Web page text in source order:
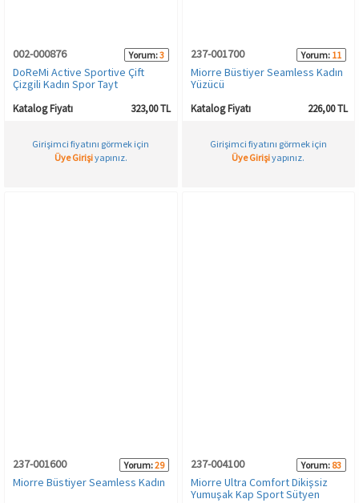
002-000876 Yorum:3
DoReMi Active Sportive Çift
Çizgili Kadın Spor Tayt
Katalog Fiyatı 323,00 TL
Girişimci fiyatını görmek için
Üye Girişiyapınız.
237-001700 Yorum: 11
Miorre Büstiyer Seamless Kadın
Yüzücü
Katalog Fiyatı 226,00 TL
Girişimci fiyatını görmek için
Üye Girişiyapınız.
237-001600 Yorum:29
Miorre Büstiyer Seamless Kadın
237-004100 Yorum: 83
Miorre Ultra Comfort Dikişsiz
Yumuşak Kap Sport Sütyen